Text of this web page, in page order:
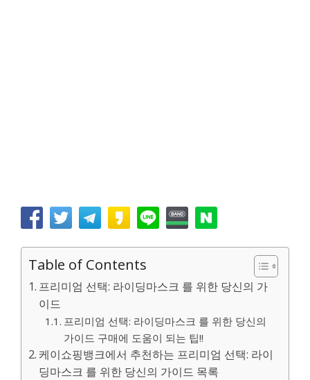
Table of Contents
프리미엄 선택: 라이딩마스크 를 위한 당신의 가
이드
프리미엄 선택: 라이딩마스크 를 위한 당신의
가이드 구매에 도움이 되는 팁!!
케이쇼핑뱅크에서 추천하는 프리미엄 선택: 라이
딩마스크 를 위한 당신의 가이드 목록